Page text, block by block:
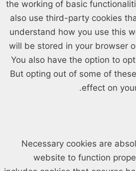
the working of basic
also use third-party cookies
understand how you use this
will be stored in your browser
You also have the option to
But opting out of some of
effect on
Necessary cookies are
website to function